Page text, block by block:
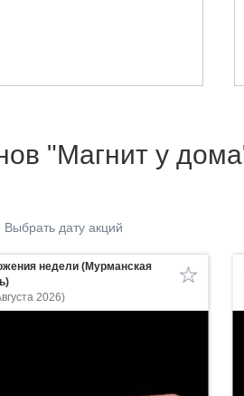
"Магнит у
Выбрать дату акций
недели (Мурманская
2026)